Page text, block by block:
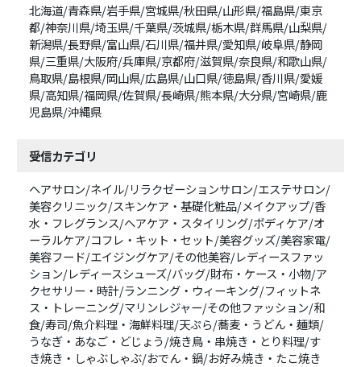
北海道/青森県/岩手県/宮城県/秋田県/山形県/福島県/東京
都/神奈川県/埼玉県/千葉県/茨城県/栃木県/群馬県/山梨県/
新潟県/長野県/富山県/石川県/福井県/愛知県/岐阜県/静岡
県/三重県/大阪府/兵庫県/京都府/滋賀県/奈良県/和歌山県/
鳥取県/島根県/岡山県/広島県/山口県/徳島県/香川県/愛媛
県/高知県/福岡県/佐賀県/長崎県/熊本県/大分県/宮崎県/鹿
児島県/沖縄県
受信カテゴリ
ヘアサロン/ネイル/リラクゼーションサロン/エステサロン/
美容クリニック/スキンケア・基礎化粧品/メイクアップ/香
水・フレグランス/ヘアケア・スタイリング/ボディケア/オ
ーラルケア/コフレ・キット・セット/美容グッズ/美容家電/
美容フード/エイジングケア/その他美容/レディースファッ
ション/レディースシューズ/バッグ/財布・ケース・小物/ア
クセサリー・時計/ランニング・ウィーキング/フィットネ
ス・トレーニング/マリンレジャー/その他ファッション/和
食/寿司/魚介料理・海鮮料理/天ぷら/蕎麦・うどん・麺類/
うなぎ・あなご・どじょう/焼き鳥・串焼き・とり料理/す
き焼き・しゃぶしゃぶ/おでん・鍋/お好み焼き・たこ焼き